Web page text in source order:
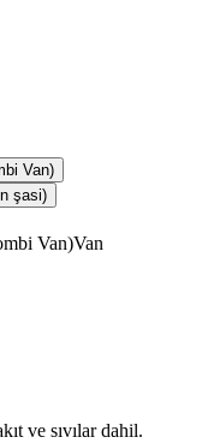
Van)
şasi)
Van)Van
ve sıvılar dahil.